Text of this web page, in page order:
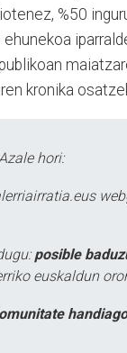
%50
kronika
hori:
posible
euskaldun